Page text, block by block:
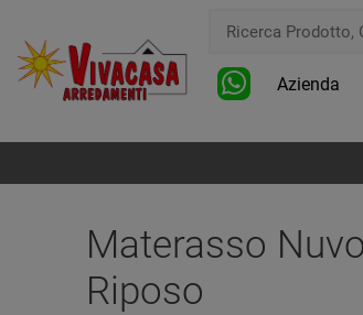
Azienda
Materasso
Riposo